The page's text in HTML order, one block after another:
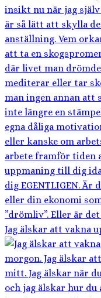
Jag älskar att vakna